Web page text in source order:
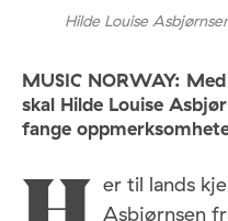
Hilde Louise
MUSIC NORWAY:
skal Hilde Louise
fange
er til lands
Asbjørnsen